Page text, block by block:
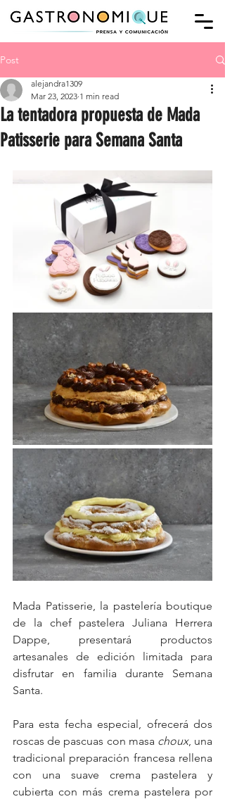
Post
La tentadora propuesta de Mada
Patisserie para Semana Santa
alejandra1309
Mar 23, 2023 1 min read
Mada Patisserie, la pastelería boutique
de la chef pastelera Juliana Herrera
Dappe, presentará productos
artesanales de edición limitada para
disfrutar en familia durante Semana
Santa.
Para esta fecha especial, ofrecerá dos
roscas de pascuas con masa choux, una
tradicional preparación francesa rellena
con una suave crema pastelera y
cubierta con más crema pastelera por